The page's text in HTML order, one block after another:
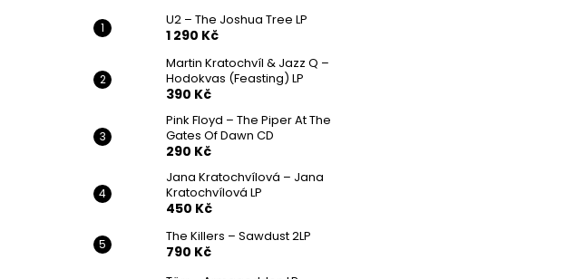
U2 – The Joshua Tree LP
1 290 Kč
Martin Kratochvíl & Jazz Q ‎–
Hodokvas (Feasting) LP
390 Kč
Pink Floyd – The Piper At The
Gates Of Dawn CD
290 Kč
Jana Kratochvílová – Jana
Kratochvílová LP
450 Kč
The Killers – Sawdust 2LP
790 Kč